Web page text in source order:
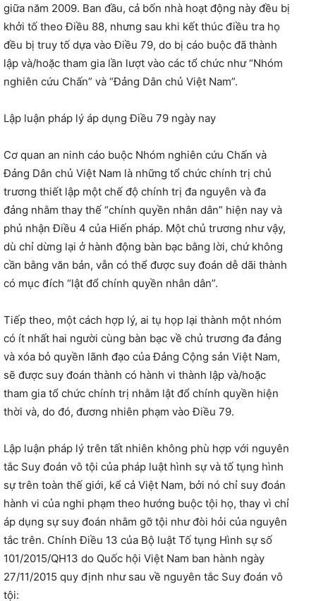
giữa năm 2009. Ban đầu, cả bốn nhà hoạt động này đều bị
khởi tố theo Điều 88, nhưng sau khi kết thúc điều tra họ
đều bị truy tố dựa vào Điều 79, do bị cáo buộc đã thành
lập và/hoặc tham gia lần lượt vào các tổ chức như “Nhóm
nghiên cứu Chấn” và “Đảng Dân chủ Việt Nam”.
Lập luận pháp lý áp dụng Điều 79 ngày nay
Cơ quan an ninh cáo buộc Nhóm nghiên cứu Chấn và
Đảng Dân chủ Việt Nam là những tổ chức chính trị chủ
trương thiết lập một chế độ chính trị đa nguyên và đa
đảng nhằm thay thế “chính quyền nhân dân” hiện nay và
phủ nhận Điều 4 của Hiến pháp. Một chủ trương như vậy,
dù chỉ dừng lại ở hành động bàn bạc bằng lời, chứ không
cần bằng văn bản, vẫn có thể được suy đoán dễ dãi thành
có mục đích “lật đổ chính quyền nhân dân”.
Tiếp theo, một cách hợp lý, ai tụ họp lại thành một nhóm
có ít nhất hai người cùng bàn bạc về chủ trương đa đảng
và xóa bỏ quyền lãnh đạo của Đảng Cộng sản Việt Nam,
sẽ được suy đoán thành có hành vi thành lập và/hoặc
tham gia tổ chức chính trị nhằm lật đổ chính quyền hiện
thời và, do đó, đương nhiên phạm vào Điều 79.
Lập luận pháp lý trên tất nhiên không phù hợp với nguyên
tắc Suy đoán vô tội của pháp luật hình sự và tố tụng hình
sự trên toàn thế giới, kể cả Việt Nam, bởi nó chỉ suy đoán
hành vi của nghi phạm theo hướng buộc tội họ, thay vì chỉ
áp dụng sự suy đoán nhằm gỡ tội như đòi hỏi của nguyên
tắc trên. Chính Điều 13 của Bộ luật Tố tụng Hình sự số
101/2015/QH13 do Quốc hội Việt Nam ban hành ngày
27/11/2015 quy định như sau về nguyên tắc Suy đoán vô
tội: